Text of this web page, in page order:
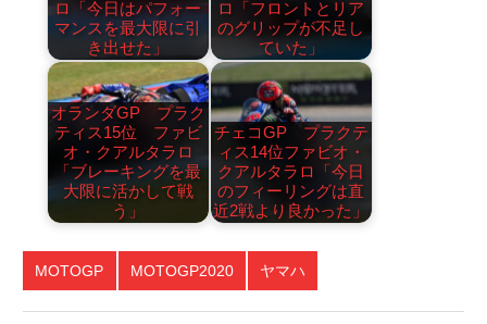
ロ「今日はパフォー
マンスを最大限に引
き出せた」
ロ「フロントとリア
のグリップが不足し
ていた」
オランダGP プラク
ティス15位 ファビ
オ・クアルタラロ
「ブレーキングを最
大限に活かして戦
う」
チェコGP プラクテ
ィス14位ファビオ・
クアルタラロ「今日
のフィーリングは直
近2戦より良かった」
MOTOGP MOTOGP2020 ヤマハ